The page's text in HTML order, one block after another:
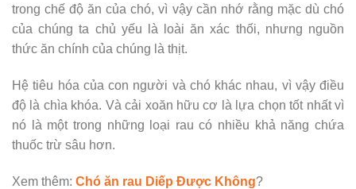
trong chế độ ăn của chó, vì vậy cần nhớ rằng mặc dù chó
của chúng ta chủ yếu là loài ăn xác thối, nhưng nguồn
thức ăn chính của chúng là thịt.
Hệ tiêu hóa của con người và chó khác nhau, vì vậy điều
độ là chìa khóa. Và cải xoăn hữu cơ là lựa chọn tốt nhất vì
nó là một trong những loại rau có nhiều khả năng chứa
thuốc trừ sâu hơn.
Xem thêm: Chó ăn rau Diếp Được Không?